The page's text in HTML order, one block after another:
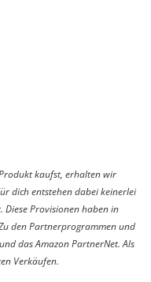
kaufst, erhalten wir
dich entstehen dabei keinerlei
Provisionen haben in
den Partnerprogrammen und
das Amazon PartnerNet. Als
Verkäufen.